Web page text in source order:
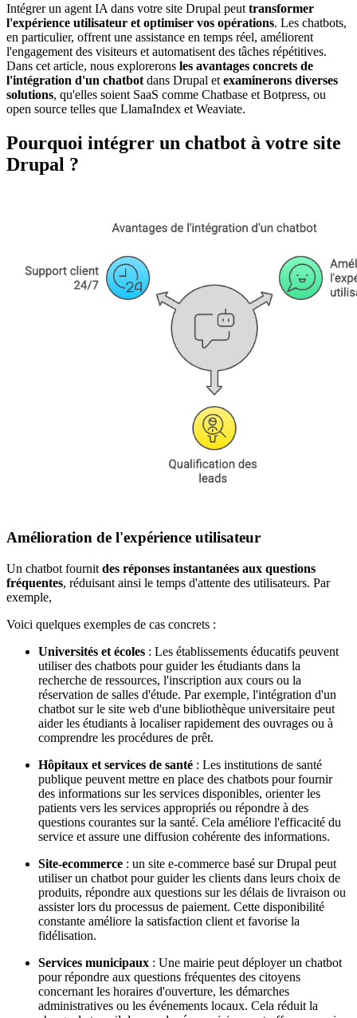
Intégrer un agent IA dans votre site Drupal peut transformer
l'expérience utilisateur et optimiser vos opérations. Les chatbots,
en particulier, offrent une assistance en temps réel, améliorent
l'engagement des visiteurs et automatisent des tâches répétitives.
Dans cet article, nous explorerons les avantages concrets de
l'intégration d'un chatbot dans Drupal et examinerons diverses
solutions, qu'elles soient SaaS comme Chatbase et Botpress, ou
open source telles que LlamaIndex et Weaviate.
Pourquoi intégrer un chatbot à votre site
Drupal ?
Amélioration de l'expérience utilisateur
Un chatbot fournit des réponses instantanées aux questions
fréquentes, réduisant ainsi le temps d'attente des utilisateurs. Par
exemple,
Voici quelques exemples de cas concrets :
Universités et écoles : Les établissements éducatifs peuvent
utiliser des chatbots pour guider les étudiants dans la
recherche de ressources, l'inscription aux cours ou la
réservation de salles d'étude. Par exemple, l'intégration d'un
chatbot sur le site web d'une bibliothèque universitaire peut
aider les étudiants à localiser rapidement des ouvrages ou à
comprendre les procédures de prêt.
Hôpitaux et services de santé : Les institutions de santé
publique peuvent mettre en place des chatbots pour fournir
des informations sur les services disponibles, orienter les
patients vers les services appropriés ou répondre à des
questions courantes sur la santé. Cela améliore l'efficacité du
service et assure une diffusion cohérente des informations.
Site-ecommerce : un site e-commerce basé sur Drupal peut
utiliser un chatbot pour guider les clients dans leurs choix de
produits, répondre aux questions sur les délais de livraison ou
assister lors du processus de paiement. Cette disponibilité
constante améliore la satisfaction client et favorise la
fidélisation.
Services municipaux : Une mairie peut déployer un chatbot
pour répondre aux questions fréquentes des citoyens
concernant les horaires d'ouverture, les démarches
administratives ou les événements locaux. Cela réduit la